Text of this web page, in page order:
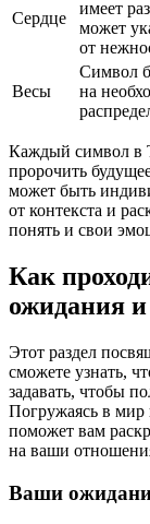
Сердце
имеет
может
от
Весы
Символ
на
Каждый символ в
пророчить
может быть
от контекста и
понять и свои
Как
ожидания
Этот раздел
сможете узнать,
задавать, чтобы
Погружаясь в мир
поможет вам
на ваши
Ваши